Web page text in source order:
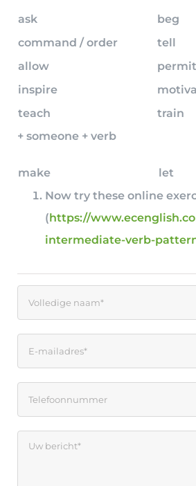
ask
beg
command / order
tell
allow
permit
inspire
teach
train
+ someone + verb
make
let
Now try these online
(https://
intermediate-verb-